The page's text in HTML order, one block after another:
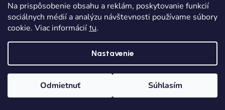
Na prispôsobenie obsahu a reklám, poskytovanie funkcií
sociálnych médií a analýzu návštevnosti používame súbory
cookie. Viac informácií tu.
Nastavenie
Odmietnuť Súhlasím